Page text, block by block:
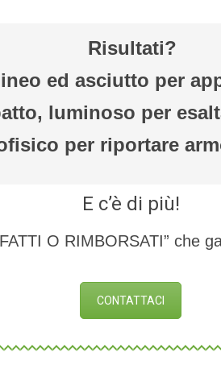
Risultati?
ed asciutto per
luminoso per
per riportare
E c’è di più!
O RIMBORSATI” che
CONTATTACI